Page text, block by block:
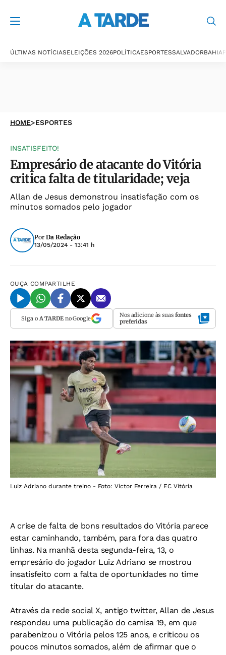
ÚLTIMAS NOTÍCIASELEIÇÕES 2026POLÍTICAESPORTESSALVADORBAHIA
HOME>ESPORTES
INSATISFEITO!
Empresário de atacante do Vitória
critica falta de titularidade; veja
Allan de Jesus demonstrou insatisfação com os
minutos somados pelo jogador
Por Da Redação
13/05/2024 - 13:41 h
OUÇA COMPARTILHE
Siga o A TARDEno Google Nos adicione às suas fontes
preferidas
Luiz Adriano durante treino - Foto: Victor Ferreira / EC Vitória
A crise de falta de bons resultados do Vitória parece
estar caminhando, também, para fora das quatro
linhas. Na manhã desta segunda-feira, 13, o
empresário do jogador Luiz Adriano se mostrou
insatisfeito com a falta de oportunidades no time
titular do atacante.
Através da rede social X, antigo twitter, Allan de Jesus
respondeu uma publicação do camisa 19, em que
parabenizou o Vitória pelos 125 anos, e criticou os
poucos minutos somados, além de afirmar que o